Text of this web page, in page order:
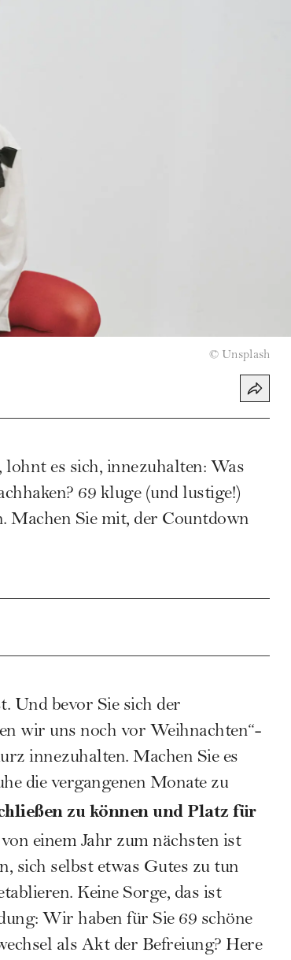
© Unsplash
es sich, innezuhalten: Was
69 kluge (und lustige!)
Machen Sie mit, der Countdown
Und bevor Sie sich der
wir uns noch vor Weihnachten“-
innezuhalten. Machen Sie es
die vergangenen Monate zu
zu können und Platz für
einem Jahr zum nächsten ist
sich selbst etwas Gutes zu tun
Keine Sorge, das ist
Wir haben für Sie 69 schöne
als Akt der Befreiung? Here